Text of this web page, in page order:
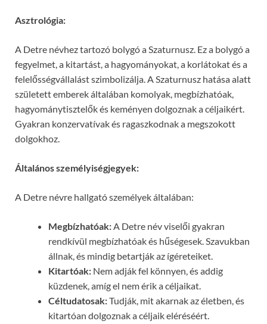
Asztrológia:
A Detre névhez tartozó bolygó a Szaturnusz. Ez a bolygó a
fegyelmet, a kitartást, a hagyományokat, a korlátokat és a
felelősségvállalást szimbolizálja. A Szaturnusz hatása alatt
született emberek általában komolyak, megbízhatóak,
hagyománytisztelők és keményen dolgoznak a céljaikért.
Gyakran konzervatívak és ragaszkodnak a megszokott
dolgokhoz.
Általános személyiségjegyek:
A Detre névre hallgató személyek általában:
Megbízhatóak:A Detre név viselői gyakran
rendkívül megbízhatóak és hűségesek. Szavukban
állnak, és mindig betartják az ígéreteiket.
Kitartóak: Nem adják fel könnyen, és addig
küzdenek, amíg el nem érik a céljaikat.
Céltudatosak:Tudják, mit akarnak az életben, és
kitartóan dolgoznak a céljaik eléréséért.